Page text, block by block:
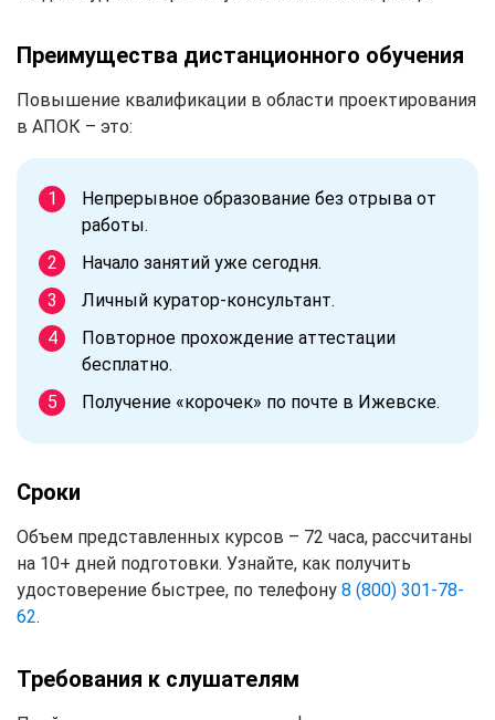
Преимущества дистанционного обучения
Повышение квалификации в области проектирования
в АПОК – это:
Непрерывное образование без отрыва от
работы.
Начало занятий уже сегодня.
Личный куратор-консультант.
Повторное прохождение аттестации
бесплатно.
Получение «корочек» по почте в Ижевске.
Сроки
Объем представленных курсов – 72 часа, рассчитаны
на 10+ дней подготовки. Узнайте, как получить
удостоверение быстрее, по телефону 8 (800) 301-78-
62.
Требования к слушателям